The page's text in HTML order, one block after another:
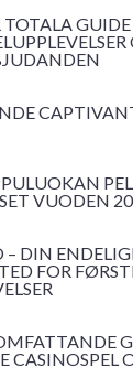
TOTALA
VUODEN
– DIN
FOR
CASINOSPEL